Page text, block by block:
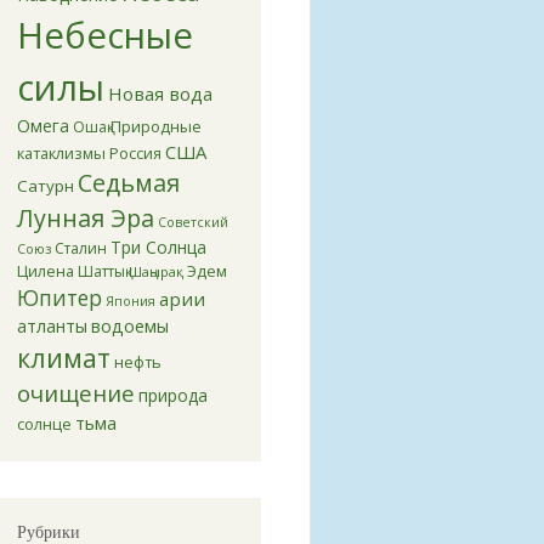
Небесные
силы Новая вода
Омега Ошақ Природные
катаклизмы Россия США
Сатурн Седьмая
Лунная Эра Советский
Союз Сталин Три Солнца
Цилена Шаттық Шаңырақ Эдем
Юпитер Япония арии
атланты водоемы
климат нефть
очищение природа
солнце тьма
Рубрики